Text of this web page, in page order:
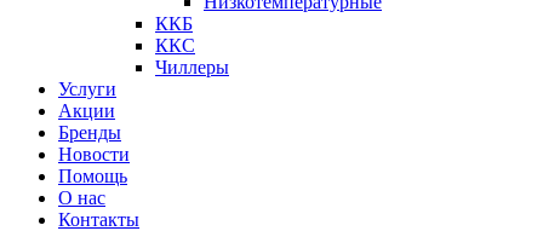
ККБ
ККС
Чиллеры
Услуги
Акции
Бренды
Новости
Помощь
О нас
Контакты